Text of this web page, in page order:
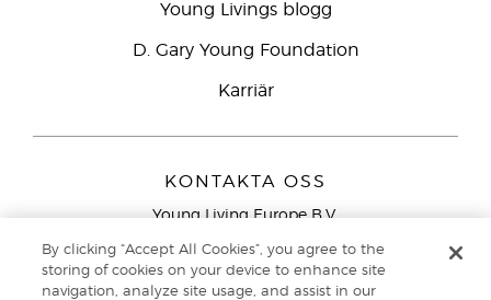
Young Livings blogg
D. Gary Young Foundation
Karriär
KONTAKTA OSS
Young Living Europe B.V.
9727 AJ Groningen
Nederländerna
By clicking “Accept All Cookies”, you agree to the
storing of cookies on your device to enhance site
navigation, analyze site usage, and assist in our